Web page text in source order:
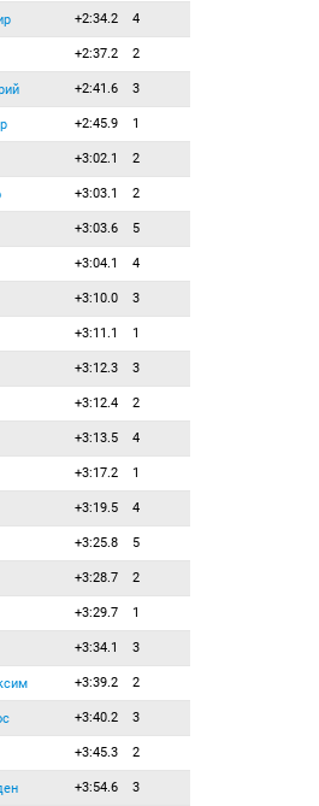
+2:34.2 4
+2:37.2 2
+2:41.6 3
+2:45.9 1
+3:02.1 2
+3:03.1 2
+3:03.6 5
+3:04.1 4
+3:10.0 3
+3:11.1 1
+3:12.3 3
+3:12.4 2
+3:13.5 4
+3:17.2 1
+3:19.5 4
+3:25.8 5
+3:28.7 2
+3:29.7 1
+3:34.1 3
+3:39.2 2
+3:40.2 3
+3:45.3 2
+3:54.6 3